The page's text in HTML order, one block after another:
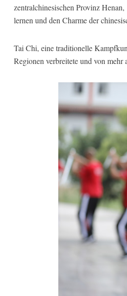
zentralchinesischen Provinz
lernen und den Charme der
Tai Chi, eine traditionelle
Regionen verbreitete und von